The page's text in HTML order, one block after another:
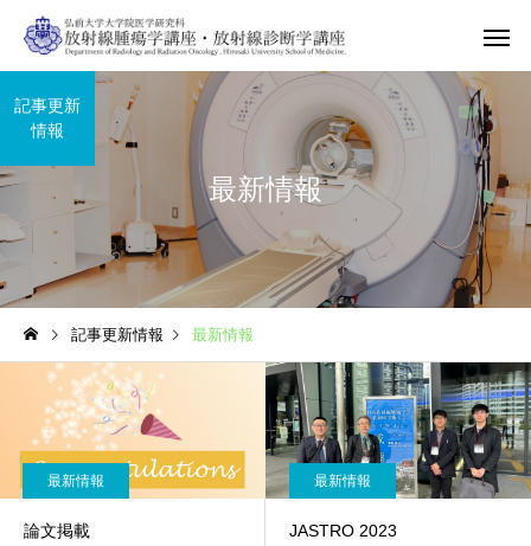
最新情報
記事更新
情報
記事更新情報 最新情報
最新情報
論文掲載
最新情報
JASTRO 2023